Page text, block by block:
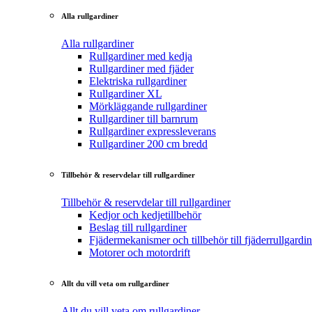
Alla rullgardiner
Alla rullgardiner
Rullgardiner med kedja
Rullgardiner med fjäder
Elektriska rullgardiner
Rullgardiner XL
Mörkläggande rullgardiner
Rullgardiner till barnrum
Rullgardiner expressleverans
Rullgardiner 200 cm bredd
Tillbehör & reservdelar till rullgardiner
Tillbehör & reservdelar till rullgardiner
Kedjor och kedjetillbehör
Beslag till rullgardiner
Fjädermekanismer och tillbehör till
Motorer och motordrift
Allt du vill veta om rullgardiner